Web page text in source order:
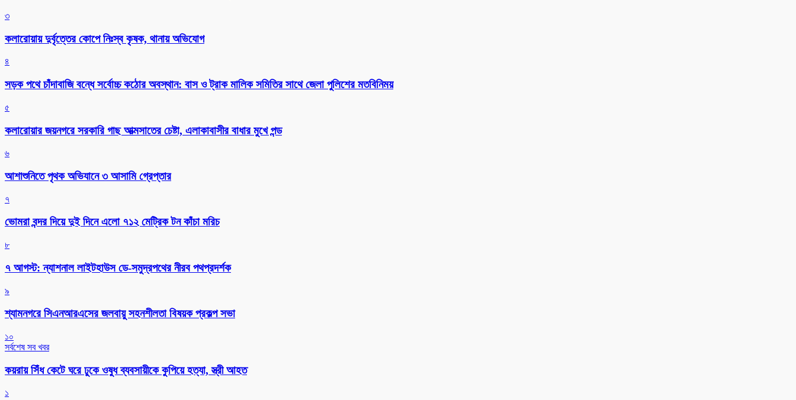
৩
কলারোয়ায় দুর্বৃত্তের কোপে নিঃস্ব কৃষক, থানায় অভিযোগ
৪
সড়ক পথে চাঁদাবাজি বন্ধে সর্বোচ্চ কঠোর অবস্থান: বাস ও ট্রাক মালিক সমিতির সাথে জেলা পুলিশের মতবিনিময়
৫
কলারোয়ার জয়নগরে সরকারি গাছ আত্মসাতের চেষ্টা, এলাকাবাসীর বাধার মুখে পন্ড
৬
আশাশুনিতে পৃথক অভিযানে ৩ আসামি গ্রেপ্তার
৭
ভোমরা বন্দর দিয়ে দুই দিনে এলো ৭১২ মেট্রিক টন কাঁচা মরিচ
৮
৭ আগস্ট: ন্যাশনাল লাইটহাউস ডে-সমুদ্রপথের নীরব পথপ্রদর্শক
৯
শ্যামনগরে সিএনআরএসের জলবায়ু সহনশীলতা বিষয়ক প্রকল্প সভা
১০
সর্বশেষ সব খবর
কয়রায় সিঁধ কেটে ঘরে ঢুকে ওষুধ ব্যবসায়ীকে কুপিয়ে হত্যা, স্ত্রী আহত
১